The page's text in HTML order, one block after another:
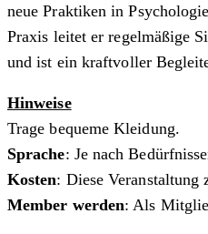
neue Praktiken in
Praxis leitet er regelmäßige
und ist ein kraftvoller
Hinweise
Trage bequeme Kleidung.
Sprache: Je nach
Kosten: Diese Veranstaltung
Member werden: Als